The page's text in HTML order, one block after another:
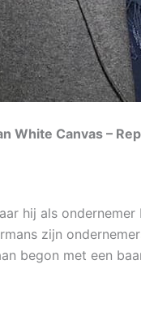
White Canvas –
hij als
zijn
begon met een